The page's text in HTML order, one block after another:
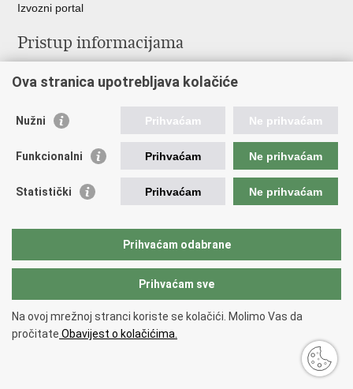
Izvozni portal
Pristup informacijama
Izjava o pristupačnosti
Ravnopravnost spolova u MORH-u i OSRH
Važne poveznice
Vlada RH
Hrvatski Sabor
Copyright © 2026 Ministarstvo obrane Republike Hrvatske.
korištenja.
Ova stranica upotrebljava kolačiće
Nužni Prihvaćam Ne prihvaćam
Funkcionalni Prihvaćam Ne prihvaćam
Statistički Prihvaćam Ne prihvaćam
Prihvaćam odabrane
Prihvaćam sve
Na ovoj mrežnoj stranci koriste se kolačići. Molimo Vas da
pročitate Obavijest o kolačićima.